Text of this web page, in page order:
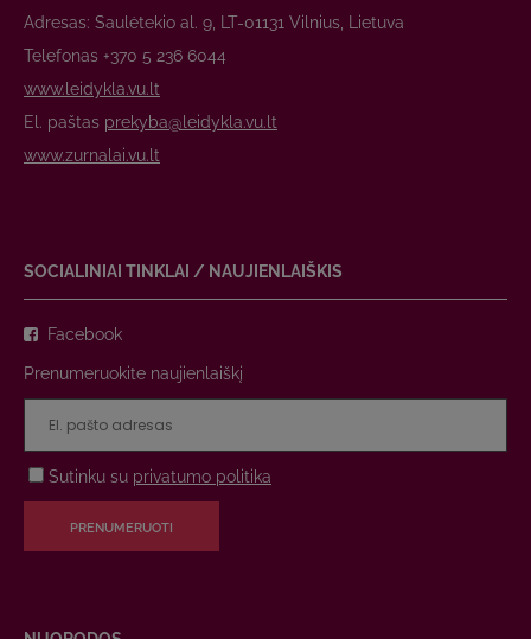
Adresas: Saulėtekio al. 9, LT-01131 Vilnius, Lietuva
Telefonas +370 5 236 6044
www.leidykla.vu.lt
El. paštas prekyba@leidykla.vu.lt
www.zurnalai.vu.lt
SOCIALINIAI TINKLAI / NAUJIENLAIŠKIS
Facebook
Prenumeruokite naujienlaiškį
Sutinku su privatumo politika
PRENUMERUOTI